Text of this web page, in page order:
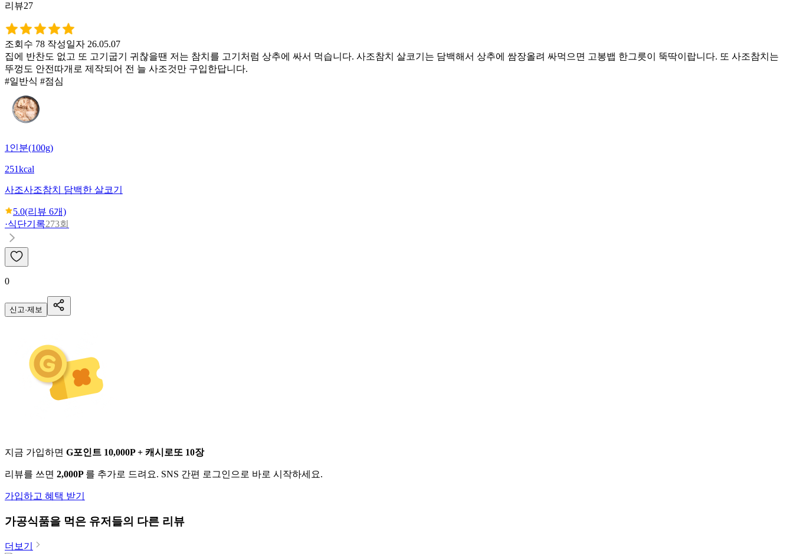
리뷰27
조회수 78 작성일자 26.05.07
집에 반찬도 없고 또 고기굽기 귀찮을땐 저는 참치를 고기처럼 상추에 싸서 먹습니다. 사조참치 살코기는 담백해서 상추에 쌈장올려 싸먹으면 고봉뱁 한그릇이 뚝딱이랍니다. 또 사조참치는
뚜껑도 안전따개로 제작되어 전 늘 사조것만 구입한답니다.
#일반식 #점심
1인분(100g)
251kcal
사조사조참치 담백한 살코기
5.0(리뷰 6개)
·식단기록273회
0
신고·제보
지금 가입하면 G포인트 10,000P + 캐시로또 10장
리뷰를 쓰면 2,000P 를 추가로 드려요. SNS 간편 로그인으로 바로 시작하세요.
가입하고 혜택 받기
가공식품을 먹은 유저들의 다른 리뷰
더보기